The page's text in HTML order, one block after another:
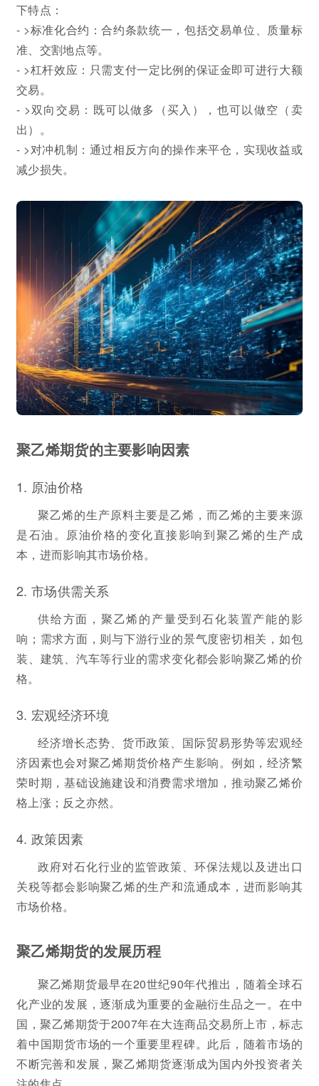
下特点：
- >标准化合约：合约条款统一，包括交易单位、质量标
准、交割地点等。
- >杠杆效应：只需支付一定比例的保证金即可进行大额
交易。
- >双向交易：既可以做多（买入），也可以做空（卖
出）。
- >对冲机制：通过相反方向的操作来平仓，实现收益或
减少损失。
聚乙烯期货的主要影响因素
1. 原油价格
聚乙烯的生产原料主要是乙烯，而乙烯的主要来源
是石油。原油价格的变化直接影响到聚乙烯的生产成
本，进而影响其市场价格。
2. 市场供需关系
供给方面，聚乙烯的产量受到石化装置产能的影
响；需求方面，则与下游行业的景气度密切相关，如包
装、建筑、汽车等行业的需求变化都会影响聚乙烯的价
格。
3. 宏观经济环境
经济增长态势、货币政策、国际贸易形势等宏观经
济因素也会对聚乙烯期货价格产生影响。例如，经济繁
荣时期，基础设施建设和消费需求增加，推动聚乙烯价
格上涨；反之亦然。
4. 政策因素
政府对石化行业的监管政策、环保法规以及进出口
关税等都会影响聚乙烯的生产和流通成本，进而影响其
市场价格。
聚乙烯期货的发展历程
聚乙烯期货最早在20世纪90年代推出，随着全球石
化产业的发展，逐渐成为重要的金融衍生品之一。在中
国，聚乙烯期货于2007年在大连商品交易所上市，标志
着中国期货市场的一个重要里程碑。此后，随着市场的
不断完善和发展，聚乙烯期货逐渐成为国内外投资者关